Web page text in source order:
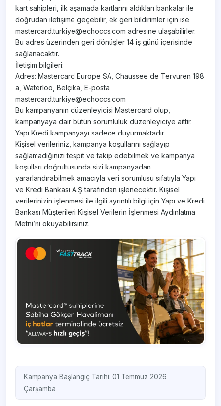
kart sahipleri, ilk aşamada kartlarını aldıkları bankalar ile
doğrudan iletişime geçebilir, ek geri bildirimler için ise
mastercard.turkiye@echoccs.com adresine ulaşabilirler.
Bu adres üzerinden geri dönüşler 14 iş günü içerisinde
sağlanacaktır.
İletişim bilgileri:
Adres: Mastercard Europe SA, Chaussee de Tervuren 198
a, Waterloo, Belçika, E-posta:
mastercard.turkiye@echoccs.com
Bu kampanyanın düzenleyicisi Mastercard olup,
kampanyaya dair bütün sorumluluk düzenleyiciye aittir.
Yapı Kredi kampanyayı sadece duyurmaktadır.
Kişisel verileriniz, kampanya koşullarını sağlayıp
sağlamadığınızı tespit ve takip edebilmek ve kampanya
koşulları doğrultusunda sizi kampanyadan
yararlandırabilmek amacıyla veri sorumlusu sıfatıyla Yapı
ve Kredi Bankası A.Ş tarafından işlenecektir. Kişisel
verilerinizin işlenmesi ile ilgili ayrıntılı bilgi için Yapı ve Kredi
Bankası Müşterileri Kişisel Verilerin İşlenmesi Aydınlatma
Metni’ni okuyabilirsiniz.
Kampanya Başlangıç Tarihi: 01 Temmuz 2026
Çarşamba